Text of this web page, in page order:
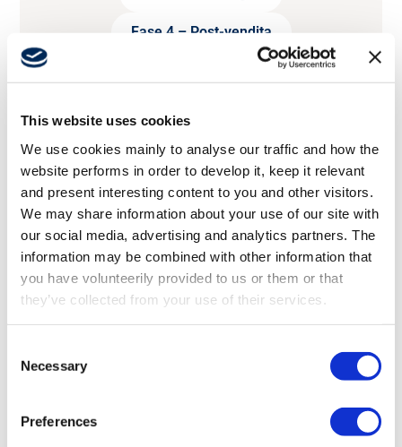
This website uses cookies
We use cookies mainly to analyse our traffic and how the
website performs in order to develop it, keep it relevant
and present interesting content to you and other visitors.
We may share information about your use of our site with
our social media, advertising and analytics partners. The
information may be combined with other information that
you have volunteerily provided to us or them or that
they’ve collected from your use of their services.
Selection
Necessary
Preferences
Fase 4 – Post-vendita